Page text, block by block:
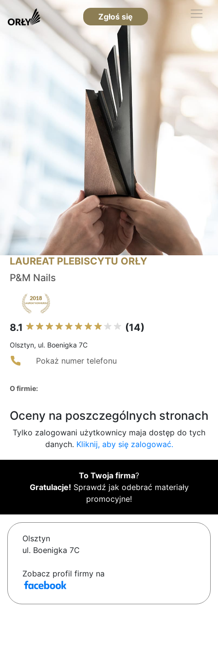
Zgłoś się
LAUREAT PLEBISCYTU ORŁY
P&M Nails
8.1 (14)
Olsztyn, ul. Boenigka 7C
Pokaż numer telefonu
O firmie:
Oceny na poszczególnych stronach
Tylko zalogowani użytkownicy maja dostęp do tych
danych. Kliknij, aby się zalogować.
To Twoja firma?
Gratulacje! Sprawdź jak odebrać materiały
promocyjne!
Olsztyn
ul. Boenigka 7C
Zobacz profil firmy na